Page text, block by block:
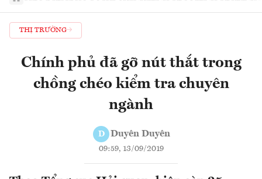
THỊ TRƯỜNG
Chính phủ đã gỡ nút thắt trong
chồng chéo kiểm tra chuyên
ngành
D Duyên Duyên
09:59, 13/09/2019